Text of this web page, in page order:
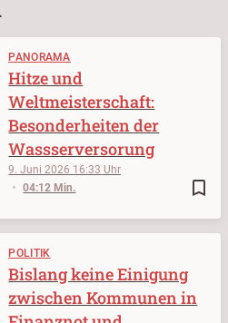
PANORAMA
bookmark_border
9. Juni 2026 16:33
04:12 Min.
Hitze und
Weltmeisterschaft:
Besonderheiten der
Wassserversorung
POLITIK
Bislang keine Einigung
zwischen Kommunen in